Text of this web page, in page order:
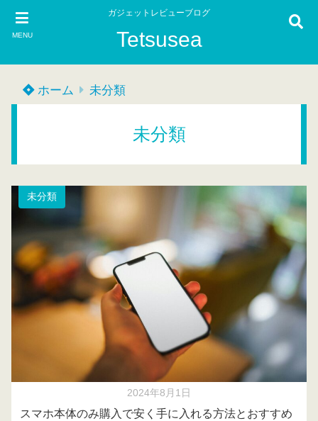
MENU
ガジェットレビューブログ
Tetsusea
ホーム 未分類
未分類
未分類
2024年8月1日
スマホ本体のみ購入で安く手に入れる方法とおすすめ